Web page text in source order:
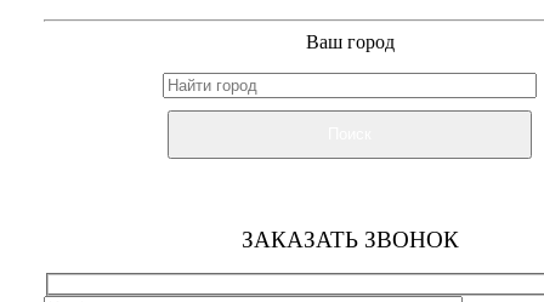
Ваш город
ЗАКАЗАТЬ ЗВОНОК